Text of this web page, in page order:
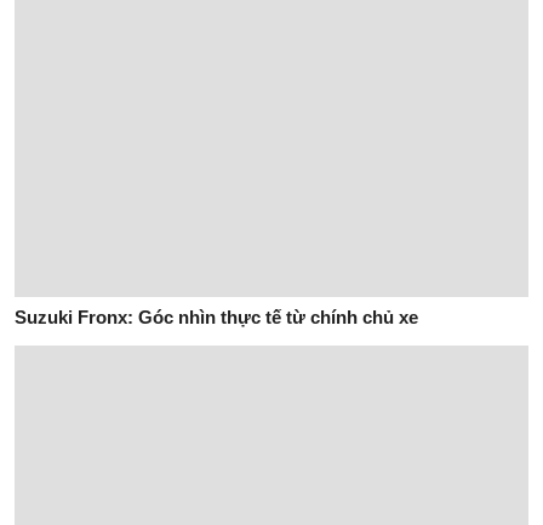
Suzuki Fronx: Góc nhìn thực tế từ chính chủ xe